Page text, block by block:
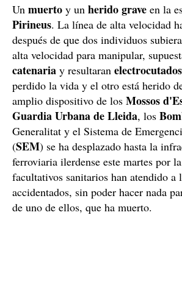
Un muerto y un herido grave en la
Pirineus. La línea de alta velocidad
después de que dos individuos
alta velocidad para manipular,
catenaria y resultaran electrocutados
perdido la vida y el otro está herido
amplio dispositivo de los Mossos
Guardia Urbana de Lleida, los
Generalitat y el Sistema de
(SEM) se ha desplazado hasta la
ferroviaria ilerdense este martes por
facultativos sanitarios han atendido a
accidentados, sin poder hacer nada
de uno de ellos, que ha muerto.